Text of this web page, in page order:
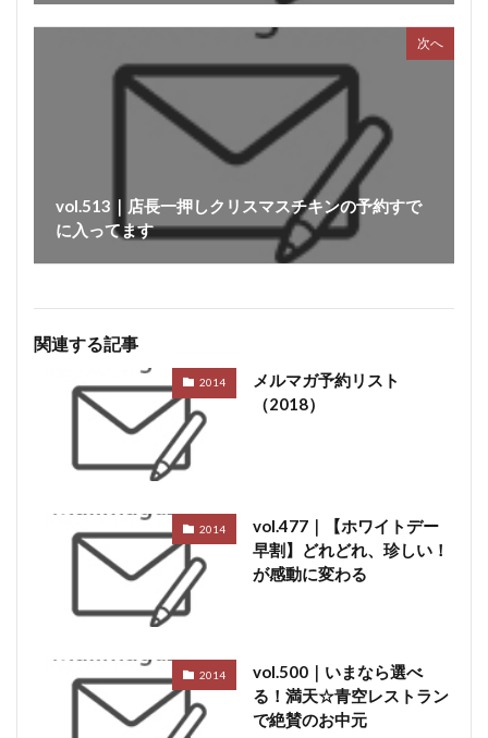
次へ
vol.513｜店長一押しクリスマスチキンの予約すで
に入ってます
関連する記事
2014
メルマガ予約リスト
（2018）
2014
vol.477｜【ホワイトデー
早割】どれどれ、珍しい！
が感動に変わる
2014
vol.500｜いまなら選べ
る！満天☆青空レストラン
で絶賛のお中元